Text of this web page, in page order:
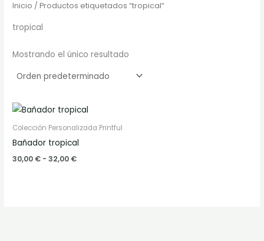
Inicio / Productos etiquetados “tropical”
tropical
Mostrando el único resultado
Colección Personalizada Printful
Bañador tropical
30,00 € - 32,00 €Rango